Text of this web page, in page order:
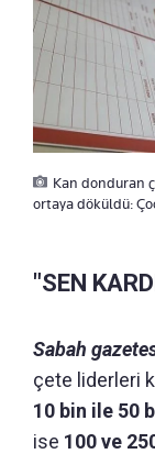
Kan donduran
ortaya döküldü:
"SEN
Sabah
çete liderleri
10 bin ile 50
ise 100 ve